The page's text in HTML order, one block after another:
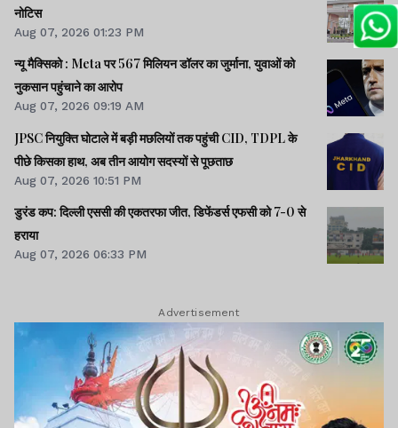
नोटिस
Aug 07, 2026 01:23 PM
न्यू मैक्सिको : Meta पर 567 मिलियन डॉलर का जुर्माना, युवाओं को
नुकसान पहुंचाने का आरोप
Aug 07, 2026 09:19 AM
JPSC नियुक्ति घोटाले में बड़ी मछलियों तक पहुंची CID, TDPL के
पीछे किसका हाथ, अब तीन आयोग सदस्यों से पूछताछ
Aug 07, 2026 10:51 PM
डुरंड कप: दिल्ली एससी की एकतरफा जीत, डिफेंडर्स एफसी को 7-0 से
हराया
Aug 07, 2026 06:33 PM
Advertisement